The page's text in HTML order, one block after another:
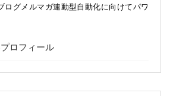
ログメルマガ連動型自動化に向けてパワ
ロフィール